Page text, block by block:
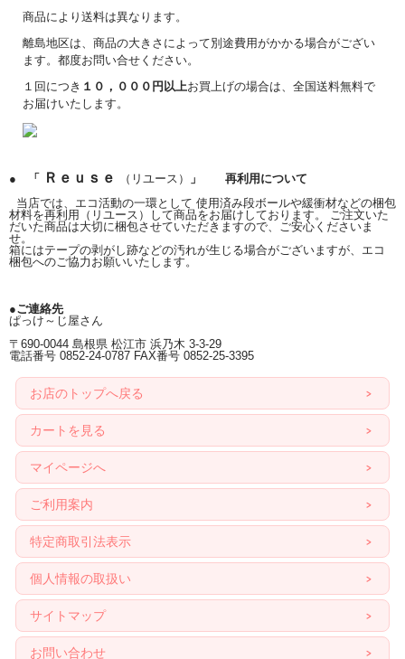
商品により送料は異なります。
離島地区は、商品の大きさによって別途費用がかかる場合がござい
ます。都度お問い合せください。
１回につき １０，０００円以上お買上げの場合は、全国送料無料で
お届けいたします。
● 「 Ｒｅｕｓｅ （リユース）
」 再利用について
当店では、エコ活動の一環として 使用済み段ボールや緩衝材などの梱包
材料を再利用（リユース）して商品をお届けしております。 ご注文いた
だいた商品は大切に梱包させていただきますので、ご安心くださいま
せ。
箱にはテープの剥がし跡などの汚れが生じる場合がございますが、エコ
梱包へのご協力お願いいたします。
●ご連絡先
ぱっけ～じ屋さん
〒690-0044 島根県 松江市 浜乃木 3-3-29
電話番号 0852-24-0787 FAX番号 0852-25-3395
お店のトップへ戻る
カートを見る
マイページへ
ご利用案内
特定商取引法表示
個人情報の取扱い
サイトマップ
お問い合わせ